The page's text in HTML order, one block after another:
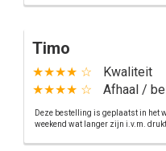
Timo
★★★★ ☆
Kwaliteit
★★★★ ☆
Afhaal /
Deze bestelling is geplaatst in het
weekend wat langer zijn i.v.m.